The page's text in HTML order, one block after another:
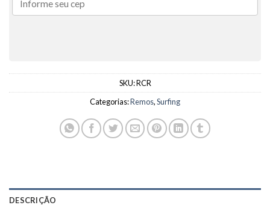
SKU:RCR
Categorias:Remos,Surfing
DESCRIÇÃO